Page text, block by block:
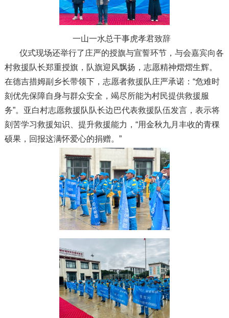
一山一水总干事虎孝君致辞
仪式现场还举行了庄严的授旗与宣誓环节，与会嘉宾向各
村救援队长郑重授旗，队旗迎风飘扬，志愿精神熠熠生辉。
在德吉措姆副乡长带领下，志愿者救援队庄严承诺：“危难时
刻优先保障自身与群众安全，竭尽所能为村民提供救援服
务”。亚白村志愿救援队队长边巴代表救援队伍发言，表示将
刻苦学习救援知识、提升救援能力，“用金秋九月丰收的青稞
硕果，回报这满怀爱心的捐赠。”